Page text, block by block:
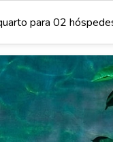
para 02